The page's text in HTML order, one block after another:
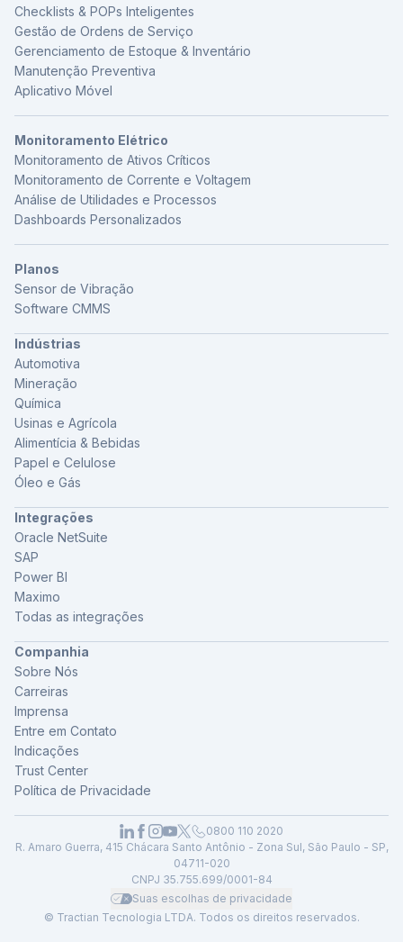
Checklists & POPs Inteligentes
Gestão de Ordens de Serviço
Gerenciamento de Estoque & Inventário
Manutenção Preventiva
Aplicativo Móvel
Monitoramento Elétrico
Monitoramento de Ativos Críticos
Monitoramento de Corrente e Voltagem
Análise de Utilidades e Processos
Dashboards Personalizados
Planos
Sensor de Vibração
Software CMMS
Indústrias
Automotiva
Mineração
Química
Usinas e Agrícola
Alimentícia & Bebidas
Papel e Celulose
Óleo e Gás
Integrações
Oracle NetSuite
SAP
Power BI
Maximo
Todas as integrações
Companhia
Sobre Nós
Carreiras
Imprensa
Entre em Contato
Indicações
Trust Center
Política de Privacidade
Suas escolhas de privacidade
© Tractian Tecnologia LTDA. Todos os direitos reservados.
0800 110 2020
R. Amaro Guerra, 415 Chácara Santo Antônio - Zona Sul, São Paulo - SP,
04711-020
CNPJ 35.755.699/0001-84